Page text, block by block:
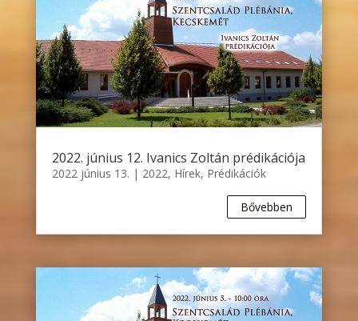
2022. június 12. Ivanics Zoltán prédikációja
2022 június 13. | 2022, Hírek, Prédikációk
Bővebben